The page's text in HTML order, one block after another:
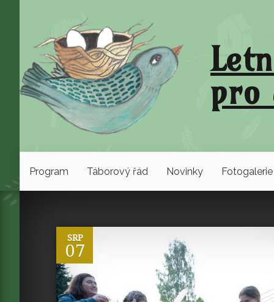
pro
Program Táborový řád Novinky Fotogalerie
SRP
07